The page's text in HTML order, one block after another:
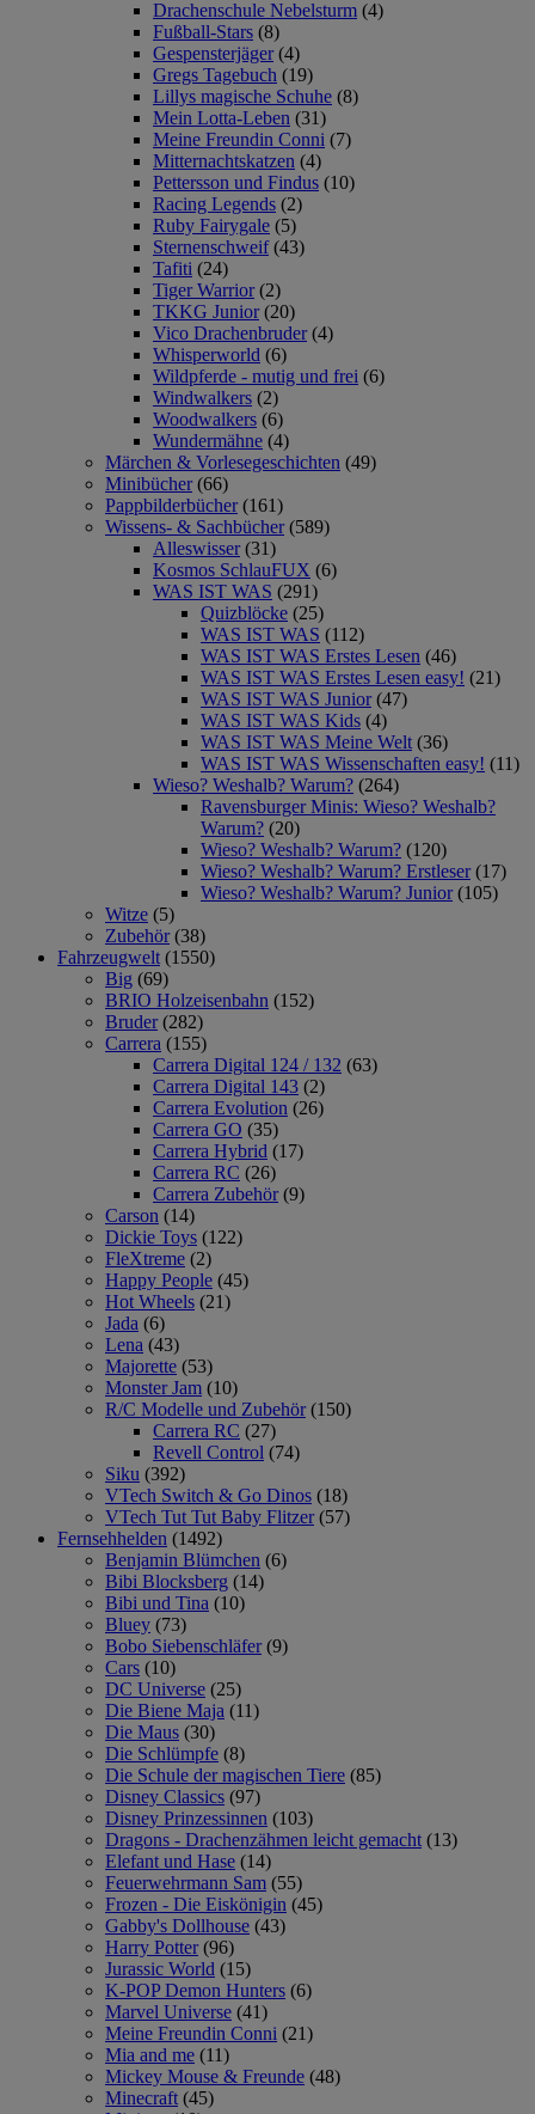
Drachenschule Nebelsturm (4)
Fußball-Stars (8)
Gespensterjäger (4)
Gregs Tagebuch (19)
Lillys magische Schuhe (8)
Mein Lotta-Leben (31)
Meine Freundin Conni (7)
Mitternachtskatzen (4)
Pettersson und Findus (10)
Racing Legends (2)
Ruby Fairygale (5)
Sternenschweif (43)
Tafiti (24)
Tiger Warrior (2)
TKKG Junior (20)
Vico Drachenbruder (4)
Whisperworld (6)
Wildpferde - mutig und frei (6)
Windwalkers (2)
Woodwalkers (6)
Wundermähne (4)
Märchen & Vorlesegeschichten (49)
Minibücher (66)
Pappbilderbücher (161)
Wissens- & Sachbücher (589)
Alleswisser (31)
Kosmos SchlauFUX (6)
WAS IST WAS (291)
Quizblöcke (25)
WAS IST WAS (112)
WAS IST WAS Erstes Lesen (46)
WAS IST WAS Erstes Lesen easy! (21)
WAS IST WAS Junior (47)
WAS IST WAS Kids (4)
WAS IST WAS Meine Welt (36)
WAS IST WAS Wissenschaften easy! (11)
Wieso? Weshalb? Warum? (264)
Ravensburger Minis: Wieso? Weshalb?
Warum? (20)
Wieso? Weshalb? Warum? (120)
Wieso? Weshalb? Warum? Erstleser (17)
Wieso? Weshalb? Warum? Junior (105)
Witze (5)
Zubehör (38)
Fahrzeugwelt (1550)
Big (69)
BRIO Holzeisenbahn (152)
Bruder (282)
Carrera (155)
Carrera Digital 124 / 132 (63)
Carrera Digital 143 (2)
Carrera Evolution (26)
Carrera GO (35)
Carrera Hybrid (17)
Carrera RC (26)
Carrera Zubehör (9)
Carson (14)
Dickie Toys (122)
FleXtreme (2)
Happy People (45)
Hot Wheels (21)
Jada (6)
Lena (43)
Majorette (53)
Monster Jam (10)
R/C Modelle und Zubehör (150)
Carrera RC (27)
Revell Control (74)
Siku (392)
VTech Switch & Go Dinos (18)
VTech Tut Tut Baby Flitzer (57)
Fernsehhelden (1492)
Benjamin Blümchen (6)
Bibi Blocksberg (14)
Bibi und Tina (10)
Bluey (73)
Bobo Siebenschläfer (9)
Cars (10)
DC Universe (25)
Die Biene Maja (11)
Die Maus (30)
Die Schlümpfe (8)
Die Schule der magischen Tiere (85)
Disney Classics (97)
Disney Prinzessinnen (103)
Dragons - Drachenzähmen leicht gemacht (13)
Elefant und Hase (14)
Feuerwehrmann Sam (55)
Frozen - Die Eiskönigin (45)
Gabby's Dollhouse (43)
Harry Potter (96)
Jurassic World (15)
K-POP Demon Hunters (6)
Marvel Universe (41)
Meine Freundin Conni (21)
Mia and me (11)
Mickey Mouse & Freunde (48)
Minecraft (45)